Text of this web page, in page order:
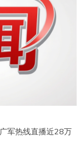
军热线直播近28万